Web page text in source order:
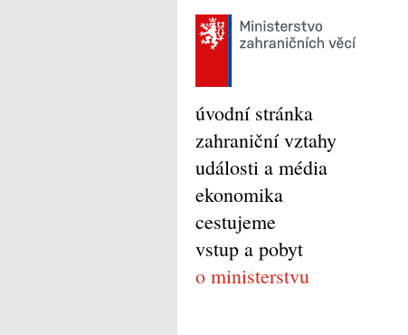
úvodní stránka
zahraniční vztahy
události a média
ekonomika
cestujeme
vstup a pobyt
o ministerstvu